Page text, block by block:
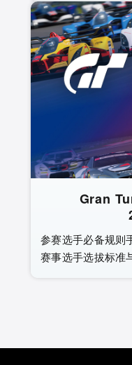
Gran
参赛选手必备规则
赛事选手选拔标准